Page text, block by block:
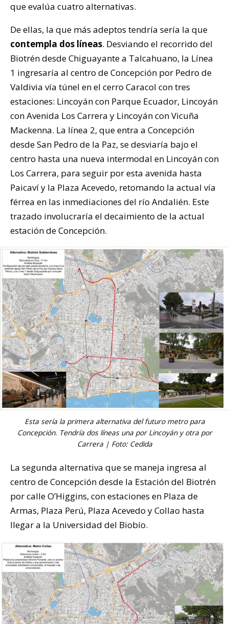
que evalúa cuatro alternativas.
De ellas, la que más adeptos tendría sería la que
contempla dos líneas. Desviando el recorrido del
Biotrén desde Chiguayante a Talcahuano, la Línea
1 ingresaría al centro de Concepción por Pedro de
Valdivia vía túnel en el cerro Caracol con tres
estaciones: Lincoyán con Parque Ecuador, Lincoyán
con Avenida Los Carrera y Lincoyán con Vicuña
Mackenna. La línea 2, que entra a Concepción
desde San Pedro de la Paz, se desviaría bajo el
centro hasta una nueva intermodal en Lincoyán con
Los Carrera, para seguir por esta avenida hasta
Paicaví y la Plaza Acevedo, retomando la actual vía
férrea en las inmediaciones del río Andalién. Este
trazado involucraría el decaimiento de la actual
estación de Concepción.
Esta sería la primera alternativa del futuro metro para
Concepción. Tendría dos líneas una por Lincoyán y otra por
Carrera | Foto: Cedida
La segunda alternativa que se maneja ingresa al
centro de Concepción desde la Estación del Biotrén
por calle O’Higgins, con estaciones en Plaza de
Armas, Plaza Perú, Plaza Acevedo y Collao hasta
llegar a la Universidad del Biobío.